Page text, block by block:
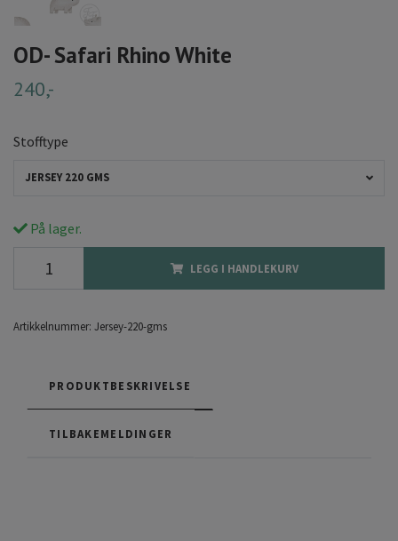
OD- Safari Rhino White
240,-
Stofftype
JERSEY 220 GMS
På lager.
LEGG I HANDLEKURV
Artikkelnummer: Jersey-220-gms
PRODUKTBESKRIVELSE
TILBAKEMELDINGER